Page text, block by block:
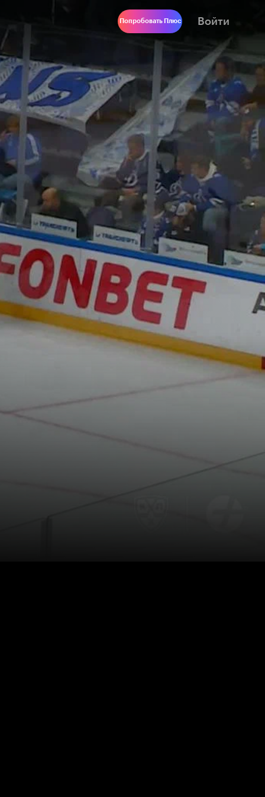
Попробовать Плюс Войти